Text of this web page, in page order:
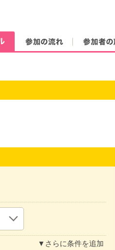
スケジュール 参加の流れ
▼さらに条件を追加